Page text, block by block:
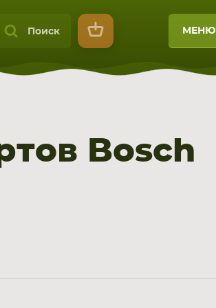
Поиск МЕНЮ
Bosch